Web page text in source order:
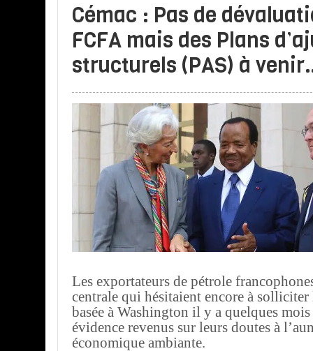
Cémac : Pas de
FCFA mais des Plans
structurels (PAS) à
Les exportateurs de pétrole
centrale qui hésitaient encore à
basée à Washington il y a quelques
évidence revenus sur leurs doutes à
économique ambiante.